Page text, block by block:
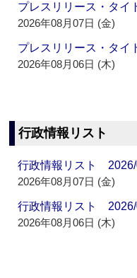
プレスリリース・タ
2026年08月07日 (金)
プレスリリース・タ
2026年08月06日 (木)
行政情報リスト
行政情報リスト
2026年08月07日 (金)
行政情報リスト
2026年08月06日 (木)